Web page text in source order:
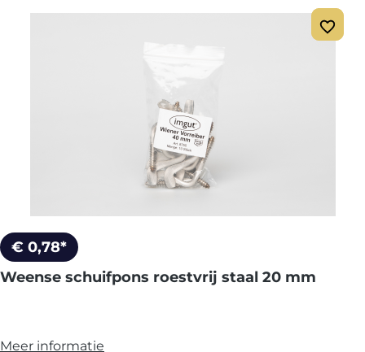
€ 0,78*
Weense schuifpons roestvrij staal 20 mm
Meer informatie